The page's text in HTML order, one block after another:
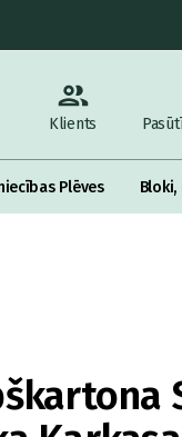
Klients
Plēves Bloki,